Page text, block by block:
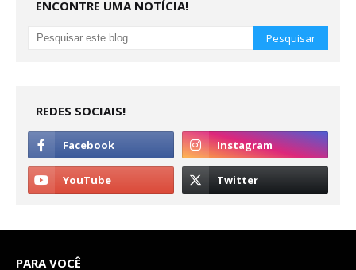
ENCONTRE UMA NOTÍCIA!
REDES SOCIAIS!
PARA VOCÊ